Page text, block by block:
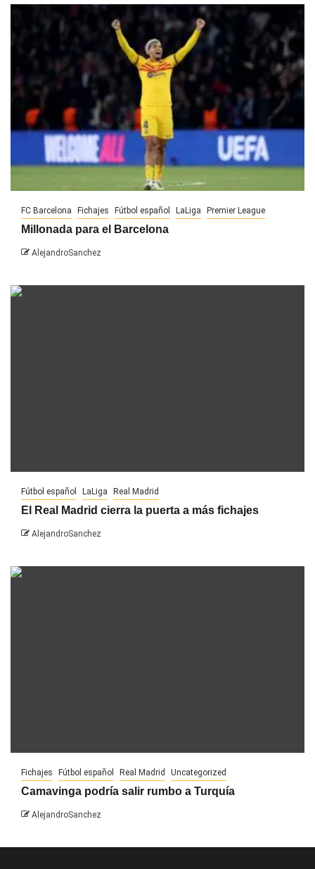
FC Barcelona Fichajes Fútbol español LaLiga Premier League
Millonada para el Barcelona
AlejandroSanchez
Fútbol español LaLiga Real Madrid
El Real Madrid cierra la puerta a más fichajes
AlejandroSanchez
Fichajes Fútbol español Real Madrid Uncategorized
Camavinga podría salir rumbo a Turquía
AlejandroSanchez